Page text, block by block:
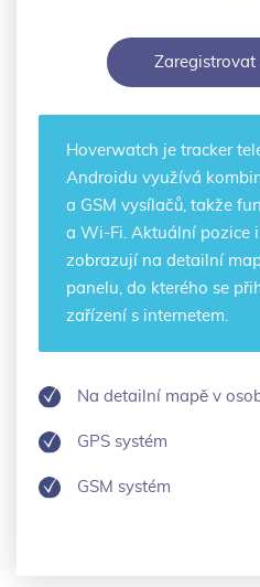
Zaregistrovat
Hoverwatch je tracker
Androidu využívá
a GSM vysílačů, takže
a Wi-Fi. Aktuální pozice
zobrazují na detailní
panelu, do kterého se
zařízení s internetem.
Na detailní mapě v
GPS systém
GSM systém